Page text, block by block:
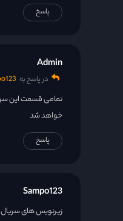
قسمت 30
قسمت 32
قسمت 34
قسمت 36
پاسخ
Admin
در پاسخ به
تمامی قسمت این
خواهد شد
پاسخ
Sampo123
زیرنویس های